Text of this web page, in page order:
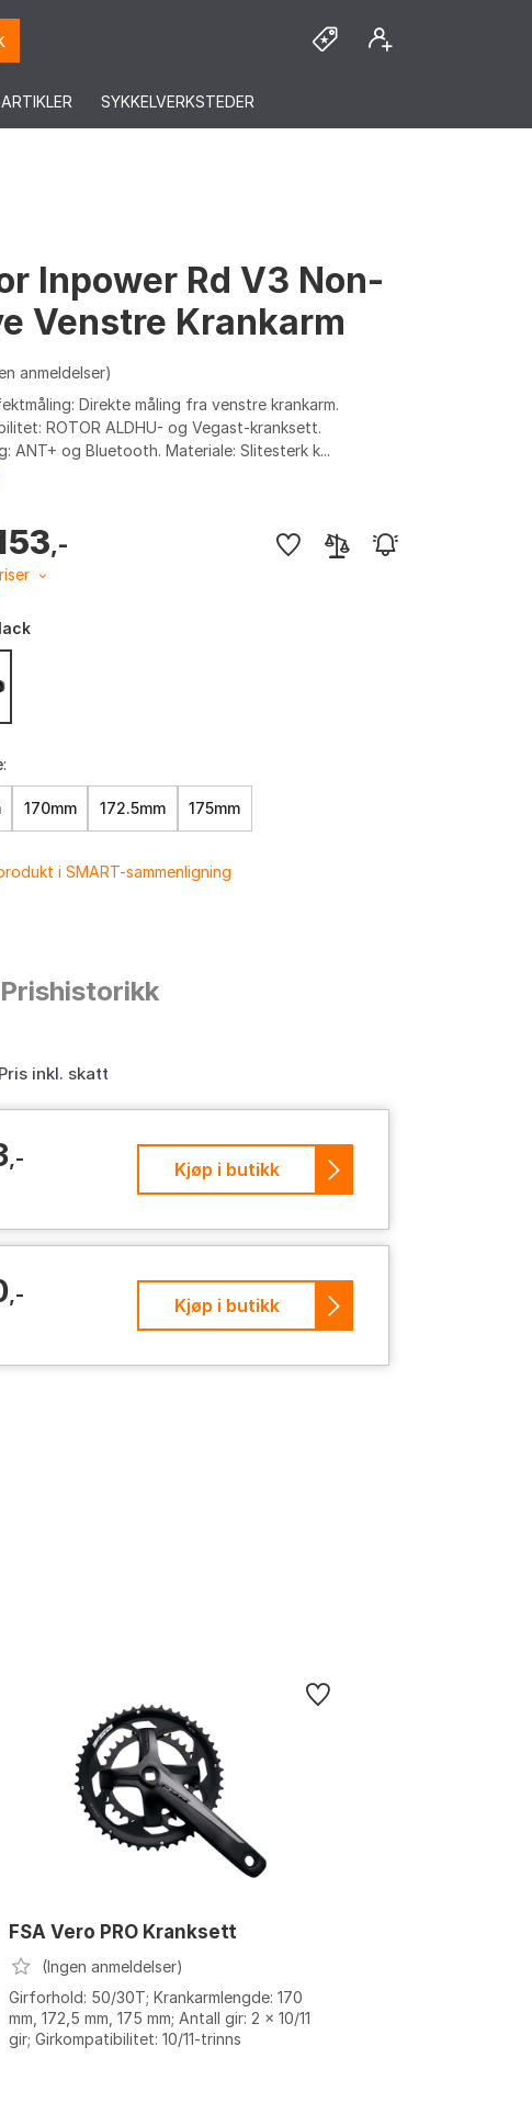
ARTIKLER SYKKELVERKSTEDER
Inpower Rd V3 Non-
Venstre Krankarm
anmeldelser)
Direkte måling fra venstre krankarm.
ROTOR ALDHU- og Vegast-kranksett.
ANT+ og Bluetooth. Materiale: Slitesterk k...
,-
170mm 172.5mm 175mm
i SMART-sammenligning
Prishistorikk
Pris inkl. skatt
,- Kjøp i butikk
,- Kjøp i butikk
FSA Vero PRO Kranksett
(Ingen anmeldelser)
Girforhold: 50/30T; Krankarmlengde: 170
mm, 172,5 mm, 175 mm; Antall gir: 2 x 10/11
gir; Girkompatibilitet: 10/11-trinns